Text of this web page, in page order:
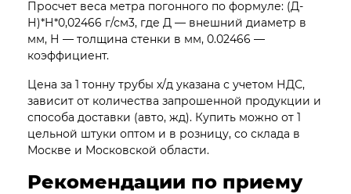
Просчет веса метра погонного по формуле: (Д-
Н)*Н*0,02466 г/см3, где Д — внешний диаметр в
мм, Н — толщина стенки в мм, 0.02466 —
коэффициент.
Цена за 1 тонну трубы х/д указана с учетом НДС,
зависит от количества запрошенной продукции и
способа доставки (авто, жд). Купить можно от 1
цельной штуки оптом и в розницу, со склада в
Москве и Московской области.
Рекомендации по приему